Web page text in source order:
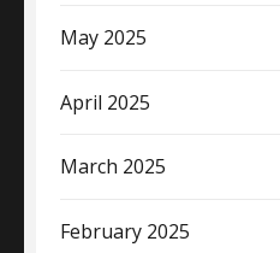
May 2025
April 2025
March 2025
February 2025